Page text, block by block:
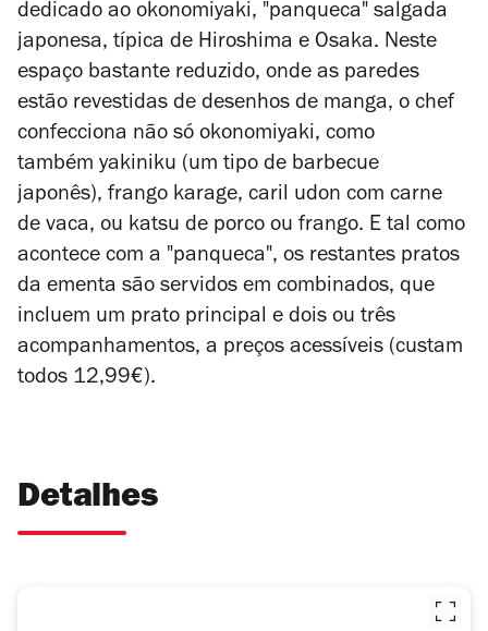
dedicado ao okonomiyaki, "panqueca" salgada
japonesa, típica de Hiroshima e Osaka. Neste
espaço bastante reduzido, onde as paredes
estão revestidas de desenhos de manga, o chef
confecciona não só okonomiyaki, como
também yakiniku (um tipo de barbecue
japonês), frango karage, caril udon com carne
de vaca, ou katsu de porco ou frango. E tal como
acontece com a "panqueca", os restantes pratos
da ementa são servidos em combinados, que
incluem um prato principal e dois ou três
acompanhamentos, a preços acessíveis (custam
todos 12,99€).
Detalhes